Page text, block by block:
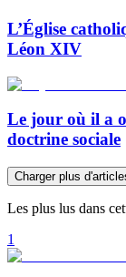
L’Église
Léon XIV
Le jour où il a
doctrine sociale
Charger plus
Les plus lus dans
1